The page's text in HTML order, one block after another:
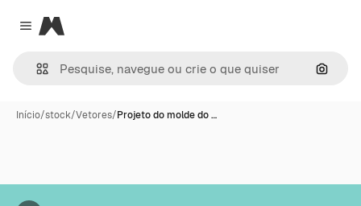
Close menu
Magnific
Início/stock/Vetores/Projeto do molde do …